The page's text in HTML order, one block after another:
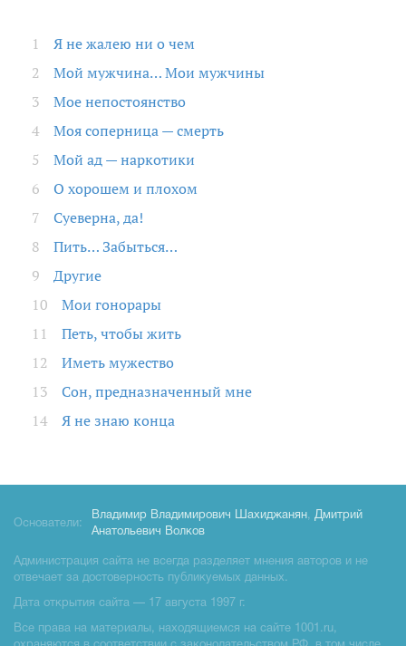
Я не жалею ни о чем
Мой мужчина… Мои мужчины
Мое непостоянство
Моя соперница — смерть
Мой ад — наркотики
О хорошем и плохом
Суеверна, да!
Пить… Забыться…
Другие
Мои гонорары
Петь, чтобы жить
Иметь мужество
Сон, предназначенный мне
Я не знаю конца
Основатели:
Владимир Владимирович Шахиджанян, Дмитрий
Анатольевич Волков
Администрация сайта не всегда разделяет мнения авторов и не
отвечает за достоверность публикуемых данных.
Дата открытия сайта — 17 августа 1997 г.
Все права на материалы, находящиемся на сайте 1001.ru,